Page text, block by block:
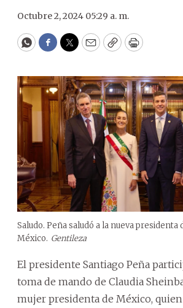
Octubre 2, 2024 05:29 a. m.
WhatsApp
Facebook
Twitter
EmailCopyPrint
Saludo. Peña saludó a la nueva presidenta
México. Gentileza
El presidente Santiago Peña
toma de mando de Claudia
mujer presidenta de México,